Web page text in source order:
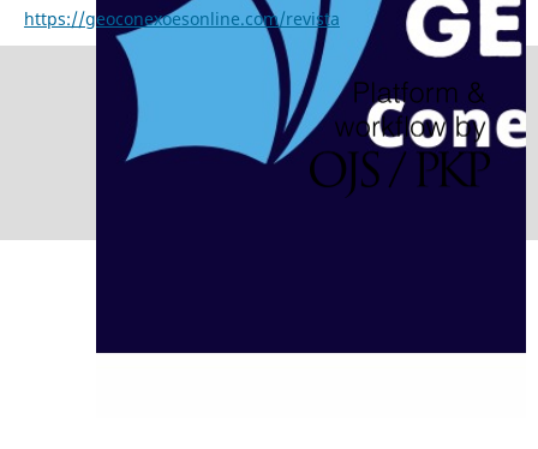
https://geoconexoesonline.com/revista